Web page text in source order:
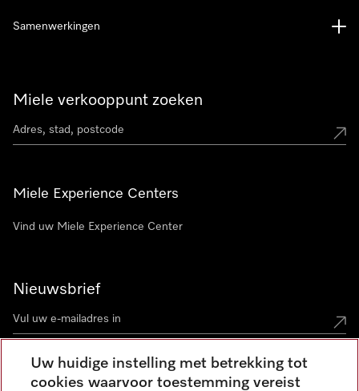
Miele verkooppunt zoeken
Miele Experience Centers
Vind uw Miele Experience Center
Nieuwsbrief
Contact contact@miele-support.be
Samenwerkingen
Uw huidige instelling met betrekking tot
cookies waarvoor toestemming vereist